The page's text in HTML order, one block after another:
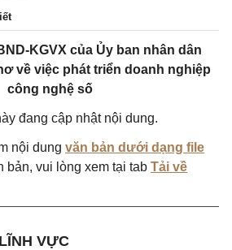
KGVX của Ủy ban nhân dân
về việc phát triển doanh nghiệp
công nghệ số
đang cập nhật nội dung.
nội dung văn bản dưới dạng file
bản, vui lòng xem tại tab Tải về
VỰC